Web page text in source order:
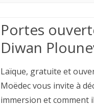
Portes
Diwan
Laïque, gratuite et
Moëdec vous invite à
immersion et comment